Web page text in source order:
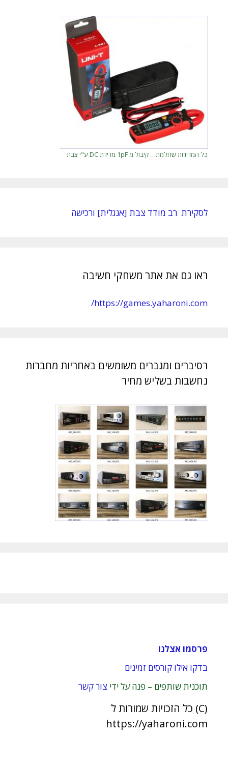
כל המדידות שחלמת… קיבול מ 1pF מדידת DC ע"י צבת
לסקירת רב מודד צבת [אנגלית] ורכישה
ראו גם את אתר משחקי חשיבה
https://games.yaharoni.com/
רסיברים ומגברים משומשים באחריות מחברות
נחשבות בשליש מחיר
פרסמו אצלנו
בדקו אילו קורסים זמינים
תוכנית שותפים – פנה על ידי צור קשר
(C) כל הזכויות שמורות ל
https://yaharoni.com